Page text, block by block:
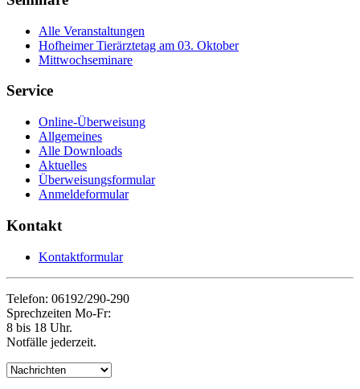
Alle Veranstaltungen
Hofheimer Tierärztetag am 03. Oktober
Mittwochseminare
Service
Online-Überweisung
Allgemeines
Alle Downloads
Aktuelles
Überweisungsformular
Anmeldeformular
Kontakt
Kontaktformular
Telefon: 06192/290-290
Sprechzeiten Mo-Fr:
8 bis 18 Uhr.
Notfälle jederzeit.